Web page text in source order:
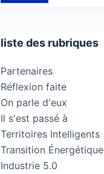
liste des rubriques
Partenaires
Réflexion faite
On parle d'eux
Il s'est passé à
Territoires Intelligents
Transition Énergétique
Industrie 5.0